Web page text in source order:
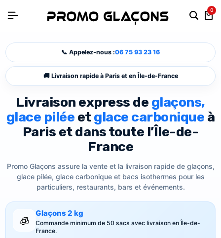
0
📞 Appelez-nous :06 75 93 23 16
🚚 Livraison rapide à Paris et en Île-de-France
Livraison express de glaçons,
glace pilée etglace carbonique à
Paris et dans toute l’Île-de-
France
Promo Glaçons assure la vente et la livraison rapide de glaçons,
glace pilée, glace carbonique et bacs isothermes pour les
particuliers, restaurants, bars et événements.
🧊
Glaçons 2 kg
Commande minimum de 50 sacs avec livraison en Île-de-
France.